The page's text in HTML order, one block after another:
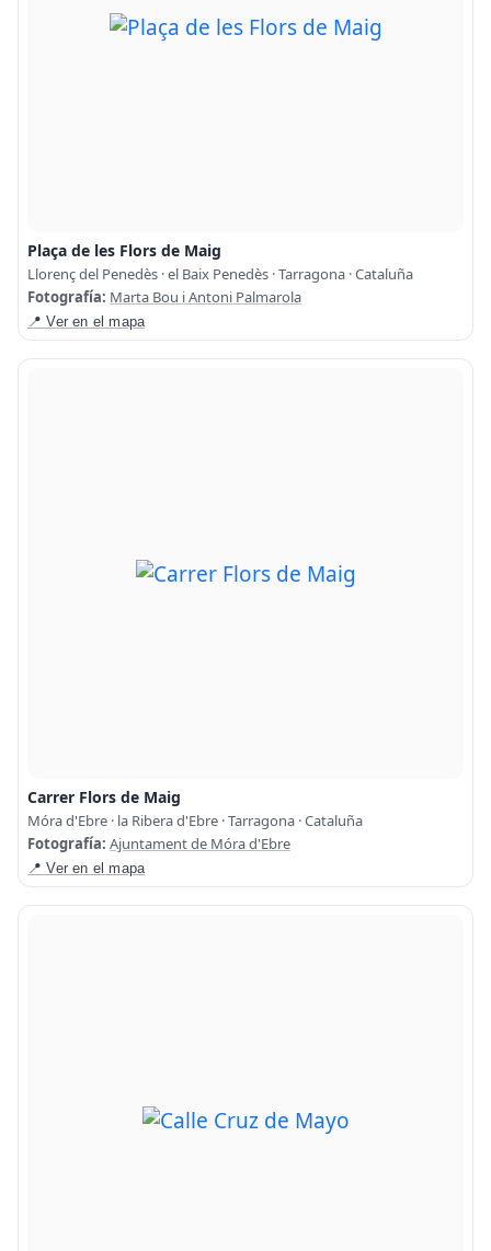
Plaça de les Flors de Maig
Llorenç del Penedès · el Baix Penedès · Tarragona · Cataluña
Fotografía: Marta Bou i Antoni Palmarola
📍 Ver en el mapa
Carrer Flors de Maig
Móra d'Ebre · la Ribera d'Ebre · Tarragona · Cataluña
Fotografía: Ajuntament de Móra d'Ebre
📍 Ver en el mapa